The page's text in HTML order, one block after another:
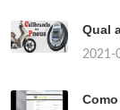
Qual
2021-